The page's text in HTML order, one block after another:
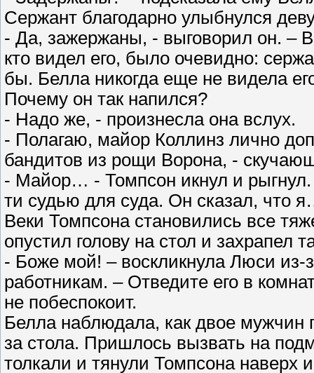
Сержант благодарно улыбнулся
- Да, зажержаны, - выговорил он. –
кто видел его, было очевидно:
бы. Белла никогда еще не видела
Почему он так напился?
- Надо же, - произнесла она вслух.
- Полагаю, майор Коллинз лично
бандитов из рощи Ворона, -
- Майор… - Томпсон икнул и
ти судью для суда. Он сказал, что
Веки Томпсона становились все
опустил голову на стол и захрапел
- Боже мой! – воскликнула Люси из-
работникам. – Отведите его в
не побеспокоит.
Белла наблюдала, как двое мужчин
за стола. Пришлось вызвать на
толкали и тянули Томпсона наверх